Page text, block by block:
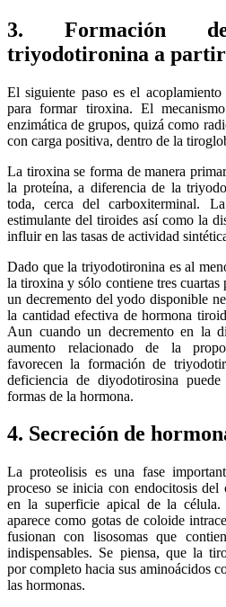
3. Formación
triyodotironina a partir
El siguiente paso es el
para formar tiroxina. El
enzimática de grupos, quizá como
con carga positiva, dentro de la
La tiroxina se forma de manera
la proteína, a diferencia de la
toda, cerca del carboxiterminal.
estimulante del tiroides así como la
influir en las tasas de actividad
Dado que la triyodotironina es al
la tiroxina y sólo contiene tres cuartas
un decremento del yodo disponible
la cantidad efectiva de hormona
Aun cuando un decremento en la
aumento relacionado de la
favorecen la formación de
deficiencia de diyodotirosina
formas de la hormona.
4. Secreción de
La proteolisis es una fase
proceso se inicia con endocitosis
en la superficie apical de la
aparece como gotas de coloide
fusionan con lisosomas que
indispensables. Se piensa, que la
por completo hacia sus aminoácidos
las hormonas.